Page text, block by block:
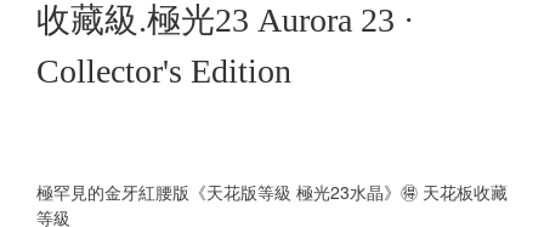
收藏級.極光23 Aurora 23 ·
Collector's Edition
極罕見的金牙紅腰版《天花版等級 極光23水晶》🉐 天花板收藏
等級